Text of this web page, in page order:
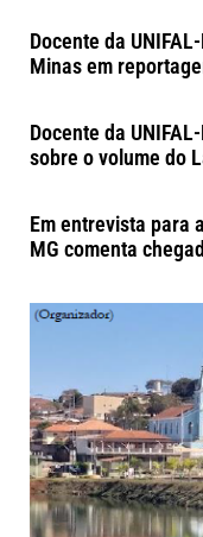
Docente da
Minas em
Docente da
sobre o volume do
Em entrevista para
MG comenta